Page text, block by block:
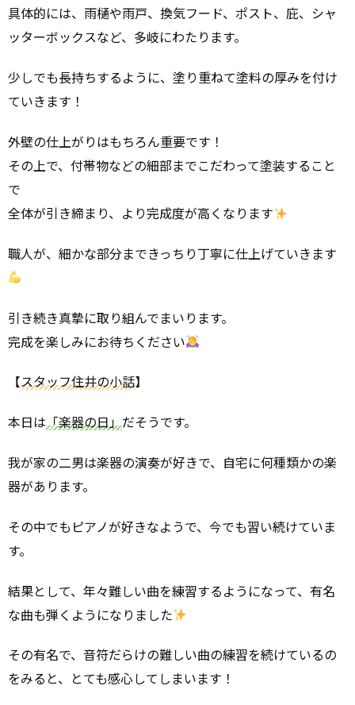
具体的には、雨樋や雨戸、換気フード、ポスト、庇、シャ
ッターボックスなど、多岐にわたります。
少しでも長持ちするように、塗り重ねて塗料の厚みを付け
ていきます！
外壁の仕上がりはもちろん重要です！
その上で、付帯物などの細部までこだわって塗装すること
で
全体が引き締まり、より完成度が高くなります
職人が、細かな部分まできっちり丁寧に仕上げていきます
引き続き真摯に取り組んでまいります。
完成を楽しみにお待ちください
【スタッフ住井の小話】
本日は「楽器の日」だそうです。
我が家の二男は楽器の演奏が好きで、自宅に何種類かの楽
器があります。
その中でもピアノが好きなようで、今でも習い続けていま
す。
結果として、年々難しい曲を練習するようになって、有名
な曲も弾くようになりました
その有名で、音符だらけの難しい曲の練習を続けているの
をみると、とても感心してしまいます！